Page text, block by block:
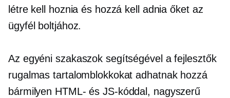
létre kell hoznia és hozzá kell adnia őket az
ügyfél boltjához.
Az egyéni szakaszok segítségével a fejlesztők
rugalmas tartalomblokkokat adhatnak hozzá
bármilyen HTML- és JS-kóddal, nagyszerű